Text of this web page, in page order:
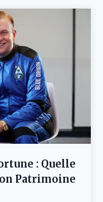
: Quelle
Patrimoine